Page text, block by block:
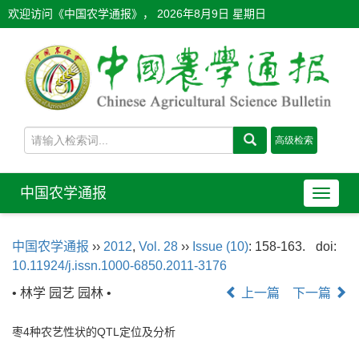
欢迎访问《中国农学通报》， 2026年8月9日 星期日
导
航
换
中国农学通报
中国农学通报 ›› 2012, Vol. 28 ›› Issue (10): 158-163.
doi:
10.11924/j.issn.1000-6850.2011-3176
• 林学 园艺 园林 •
上一篇 下一篇
枣4种农艺性状的QTL定位及分析